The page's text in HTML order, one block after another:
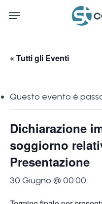
Menu
« Tutti gli Eventi
Questo evento è
Dichiarazione
soggiorno
Presentazione
30 Giugno @ 00:00